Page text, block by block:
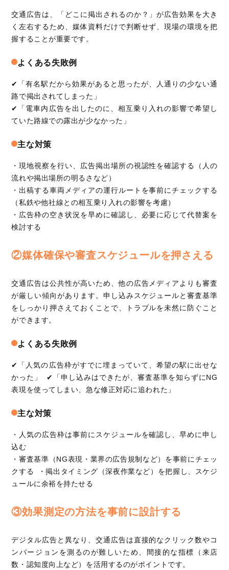
交通広告は、「どこに掲出されるのか？」が広告効果を大き
く左右するため、媒体資料だけで判断せず、現場の環境を把
握することが重要です。
よくある失敗例
✔「有名駅だから効果があると思ったが、人通りの少ない通
路で掲出されてしまった」
✔「電車内広告を出したのに、相互乗り入れの影響で希望し
ていた路線での露出が少なかった」
主な対策
・現地視察を行い、広告掲出場所の視認性を確認する（人の
流れや掲出場所の明るさなど）
・出稿する車両メディアの運行ルートを事前にチェックする
（私鉄や他社線との相互乗り入れの影響を考慮）
・広告枠の空き状況を早めに確認し、必要に応じて代替案を
検討する
②媒体確保や審査スケジュールを押さえる
交通広告は公共性が高いため、他の広告メディアよりも審査
が厳しい傾向があります。申し込みスケジュールと審査基準
をしっかり押さえておくことで、トラブルを未然に防ぐこと
ができます。
よくある失敗例
✔「人気の広告枠がすでに埋まっていて、希望の駅に出せな
かった」 ✔「申し込みはできたが、審査基準を知らずにNG
表現を使ってしまい、急な修正対応に追われた」
主な対策
・人気の広告枠は事前にスケジュールを確認し、早めに申し
込む
・審査基準（NG表現・業界の広告規制など）を事前にチェッ
クする ・掲出タイミング（深夜作業など）を把握し、スケジ
ュールに余裕を持たせる
③効果測定の方法を事前に設計する
デジタル広告と異なり、交通広告は直接的なクリック数やコ
ンバージョンを測るのが難しいため、間接的な指標（来店
数・認知度向上など）を活用するのがポイントです。